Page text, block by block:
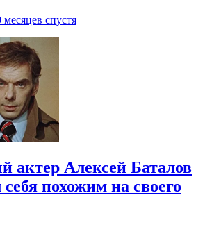
месяцев спустя
актер Алексей Баталов
похожим на своего